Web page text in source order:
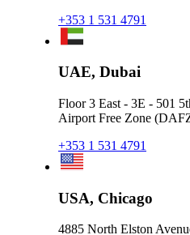
+353 1 531 4791
UAE, Dubai
Floor 3 East - 3E - 501
Airport Free Zone
+353 1 531 4791
USA, Chicago
4885 North Elston